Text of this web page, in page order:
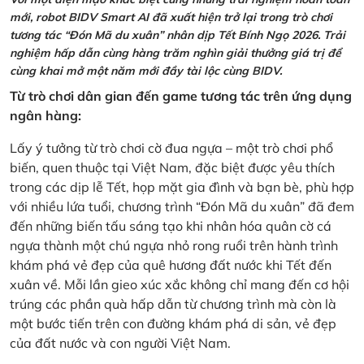
mới, robot BIDV Smart AI đã xuất hiện trở lại trong trò chơi
tương tác “Đón Mã du xuân” nhân dịp Tết Bính Ngọ 2026. Trải
nghiệm hấp dẫn cùng hàng trăm nghìn giải thưởng giá trị để
cùng khai mở một năm mới đầy tài lộc cùng BIDV.
Từ trò chơi dân gian đến game tương tác trên ứng dụng
ngân hàng:
Lấy ý tưởng từ trò chơi cờ đua ngựa – một trò chơi phổ
biến, quen thuộc tại Việt Nam, đặc biệt được yêu thích
trong các dịp lễ Tết, họp mặt gia đình và bạn bè, phù hợp
với nhiều lứa tuổi, chương trình “Đón Mã du xuân” đã đem
đến những biến tấu sáng tạo khi nhân hóa quân cờ cá
ngựa thành một chú ngựa nhỏ rong ruổi trên hành trình
khám phá vẻ đẹp của quê hương đất nước khi Tết đến
xuân về. Mỗi lần gieo xúc xắc không chỉ mang đến cơ hội
trúng các phần quà hấp dẫn từ chương trình mà còn là
một bước tiến trên con đường khám phá di sản, vẻ đẹp
của đất nước và con người Việt Nam.